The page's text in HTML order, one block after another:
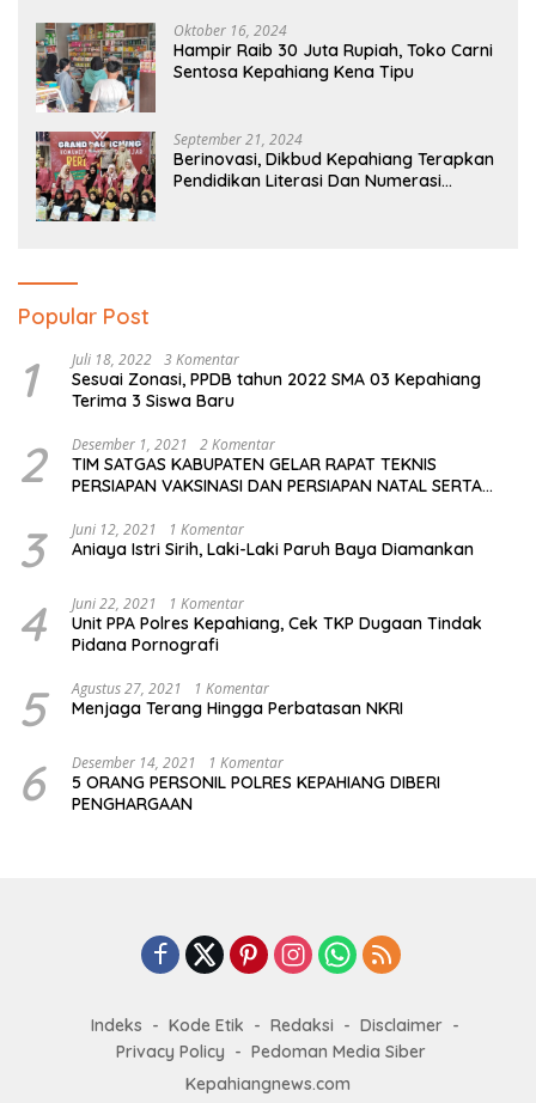
Oktober 16, 2024
Hampir Raib 30 Juta Rupiah, Toko Carni
Sentosa Kepahiang Kena Tipu
September 21, 2024
Berinovasi, Dikbud Kepahiang Terapkan
Pendidikan Literasi Dan Numerasi
Popular Post
1 Juli 18, 2022 3 Komentar
Sesuai Zonasi, PPDB tahun 2022 SMA 03 Kepahiang
Terima 3 Siswa Baru
2 Desember 1, 2021 2 Komentar
TIM SATGAS KABUPATEN GELAR RAPAT TEKNIS
PERSIAPAN VAKSINASI DAN PERSIAPAN NATAL SERTA
3 Juni 12, 2021 1 Komentar
Aniaya Istri Sirih, Laki-Laki Paruh Baya Diamankan
4 Juni 22, 2021 1 Komentar
Unit PPA Polres Kepahiang, Cek TKP Dugaan Tindak
Pidana Pornografi
5 Agustus 27, 2021 1 Komentar
Menjaga Terang Hingga Perbatasan NKRI
6 Desember 14, 2021 1 Komentar
5 ORANG PERSONIL POLRES KEPAHIANG DIBERI
PENGHARGAAN
Indeks Kode Etik Redaksi
Disclaimer
Privacy Policy
Pedoman Media Siber
Kepahiangnews.com